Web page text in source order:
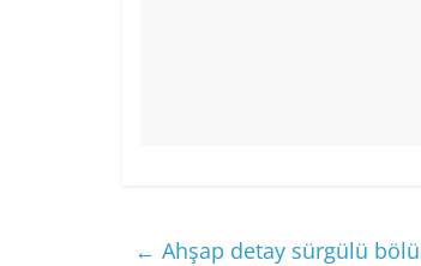
← Ahşap detay sürgülü